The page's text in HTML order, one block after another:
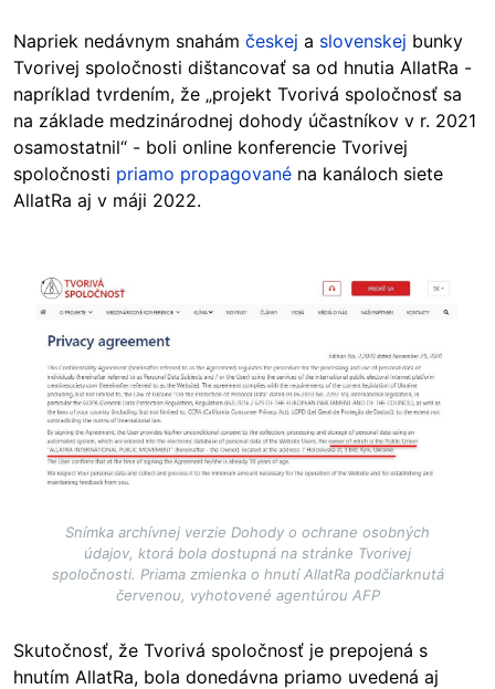
Napriek nedávnym snahám českej a slovenskej bunky
Tvorivej spoločnosti dištancovať sa od hnutia AllatRa -
napríklad tvrdením, že „projekt Tvorivá spoločnosť sa
na základe medzinárodnej dohody účastníkov v r. 2021
osamostatnil“ - boli online konferencie Tvorivej
spoločnosti priamo propagované na kanáloch siete
AllatRa aj v máji 2022.
Image
Snímka archívnej verzie Dohody o ochrane osobných
údajov, ktorá bola dostupná na stránke Tvorivej
spoločnosti. Priama zmienka o hnutí AllatRa podčiarknutá
červenou, vyhotovené agentúrou AFP
Skutočnosť, že Tvorivá spoločnosť je prepojená s
hnutím AllatRa, bola donedávna priamo uvedená aj